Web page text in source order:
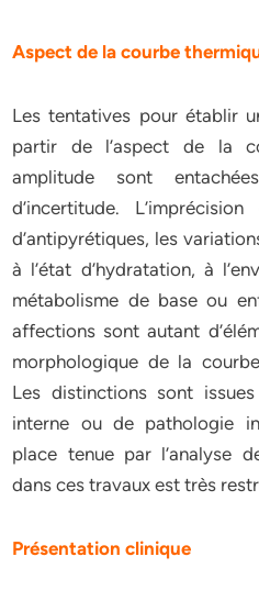
Aspect de la courbe
Les tentatives pour établir
partir de l’aspect de la
amplitude sont
d’incertitude.
d’antipyrétiques, les
à l’état d’hydratation, à
métabolisme de base ou
affections sont autant
morphologique de la
Les distinctions sont
interne ou de pathologie
place tenue par l’analyse
dans ces travaux est très
Présentation clinique